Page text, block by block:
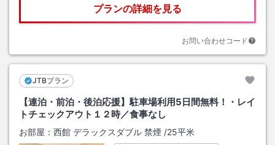
プランの詳細を見る
お問い合わせコード
JTBプラン
【連泊・前泊・後泊応援】駐車場利用5日間無料！・レイ
トチェックアウト１２時／食事なし
お部屋： 西館 デラックスダブル 禁煙 /25平米